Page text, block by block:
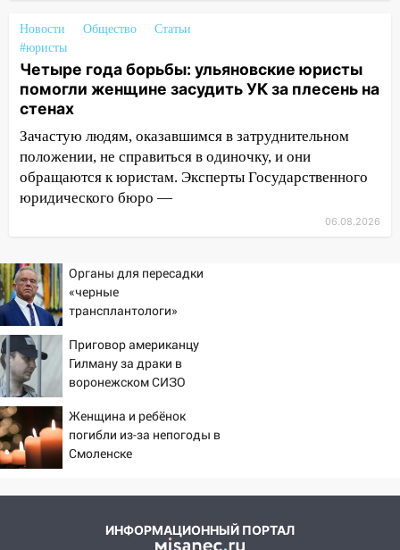
10:27
Где есть бензин в Ульяновске
днем 6 августа: список АЗС
10:16 Внимание! В Ульяновской области
объявлена ракетная опасность
10:00 В Старомайнском районе утонул
51-летний мужчина
09:50 В Ульяновске черный коршун
юному велосипедисту на улице
Чернышевского
08:21
В Заволжском районе украли два
велосипеда
07:18
В Ульяновск идет
тридцатиградусная жара: какая будет
погода в четверг
06:00
Четыре года борьбы: ульяновские
юристы помогли женщине засудить УК
Кому 6 августа звезды сулят
прибыль, а кому — испытания на
Новости Общество
Статьи
#юристы
Четыре года борьбы: ульяновские юристы
помогли женщине засудить УК за плесень на
стенах
Зачастую людям, оказавшимся в затруднительном
положении, не справиться в одиночку, и они
обращаются к юристам. Эксперты Государственного
юридического бюро —
06.08.2026
Органы для пересадки
«черные
трансплантологи»
пациентов
Приговор американцу
Гилману за драки в
воронежском СИЗО
Новости на Вести.ru
Женщина и ребёнок
погибли из-за непогоды в
Смоленске
ИНФОРМАЦИОННЫЙ ПОРТАЛ